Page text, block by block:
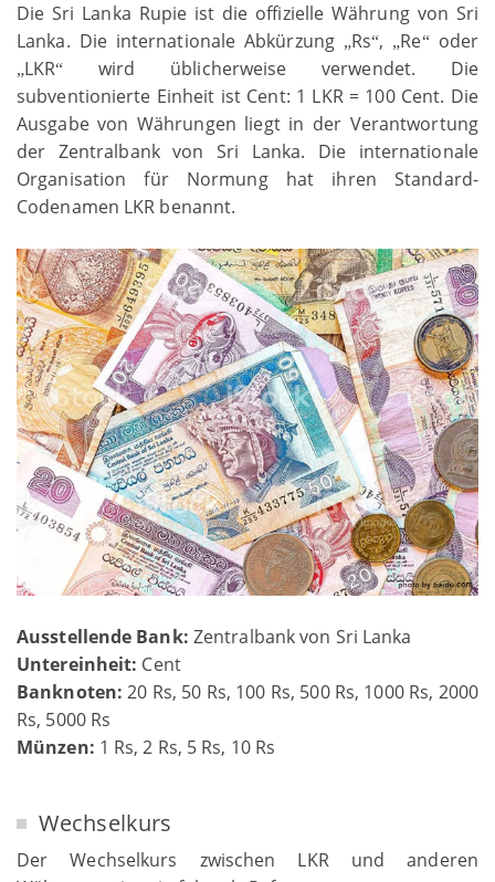
Die Sri Lanka Rupie ist die offizielle Währung von Sri
Lanka. Die internationale Abkürzung „Rs“, „Re“oder
„LKR“
wird üblicherweise verwendet. Die
subventionierte Einheit ist Cent: 1 LKR = 100 Cent. Die
Ausgabe von Währungen liegt in der Verantwortung
der Zentralbank von Sri Lanka. Die internationale
Organisation für Normung hat ihren Standard-
Codenamen LKR benannt.
Ausstellende Bank: Zentralbank von Sri Lanka
Untereinheit: Cent
Banknoten:20 Rs, 50 Rs, 100 Rs, 500 Rs, 1000 Rs, 2000
Rs, 5000 Rs
Münzen: 1 Rs, 2 Rs, 5 Rs, 10 Rs
Wechselkurs
Der Wechselkurs zwischen LKR und anderen